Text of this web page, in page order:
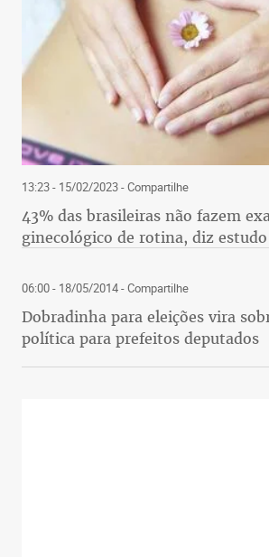
13:23 - 15/02/2023- Compartilhe
43% das brasileiras não fazem
ginecológico de rotina, diz estudo
06:00 - 18/05/2014- Compartilhe
Dobradinha para eleições vira
política para prefeitos deputados